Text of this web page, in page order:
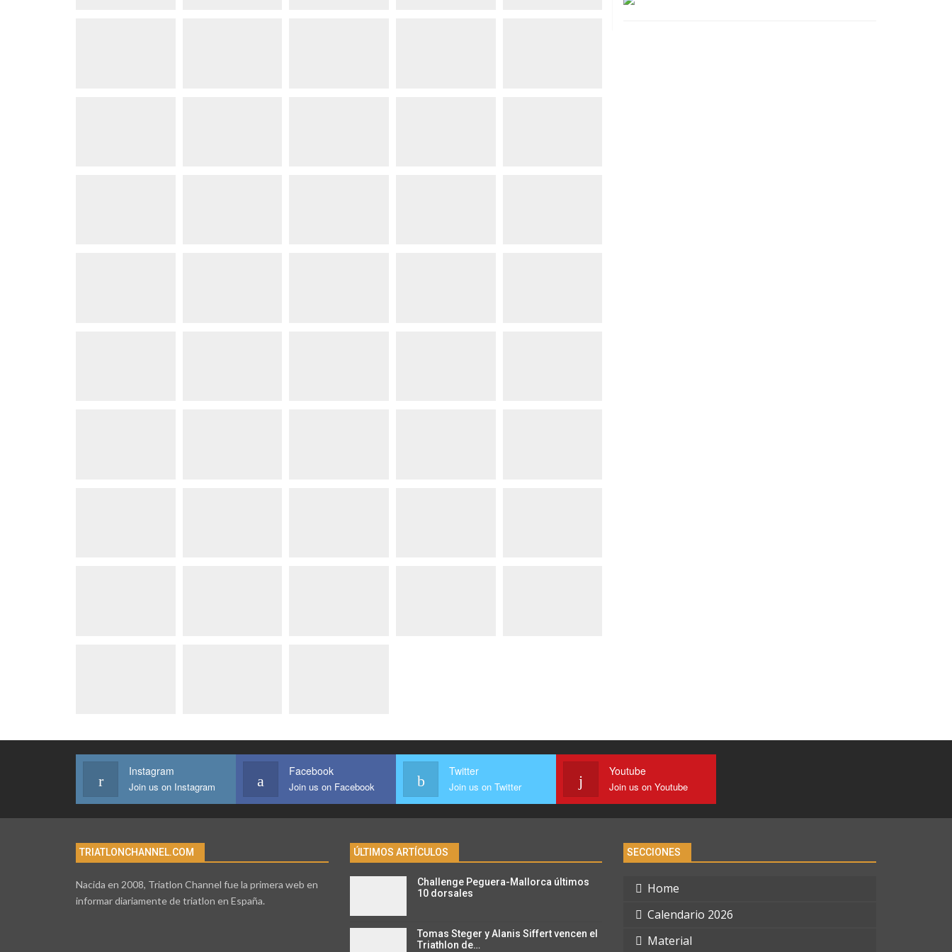
Instagram
Join us on Instagram
Facebook
Join us on Facebook
Twitter
Join us on Twitter
Youtube
Join us on Youtube
TRIATLONCHANNEL.COM
Nacida en 2008, Triatlon Channel fue la primera web en
informar diariamente de triatlon en España.
ÚLTIMOS ARTÍCULOS
Challenge Peguera-Mallorca últimos
10 dorsales
Tomas Steger y Alanis Siffert vencen el
Triathlon de…
SECCIONES
Home
Calendario 2026
Material